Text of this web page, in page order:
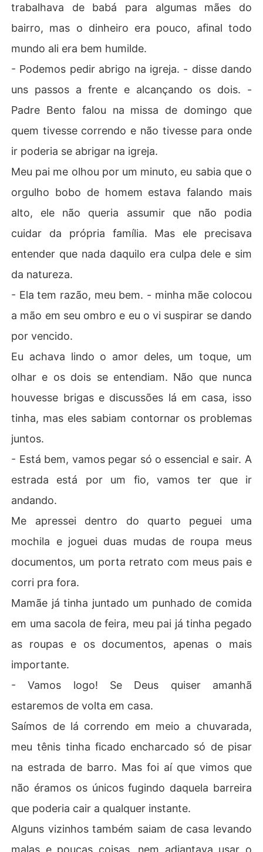
trabalhava de babá para algumas mães do
bairro, mas o dinheiro era pouco, afinal todo
mundo ali era bem humilde.
- Podemos pedir abrigo na igreja. - disse dando
uns passos a frente e alcançando os dois. -
Padre Bento falou na missa de domingo que
quem tivesse correndo e não tivesse para onde
ir poderia se abrigar na igreja.
Meu pai me olhou por um minuto, eu sabia que o
orgulho bobo de homem estava falando mais
alto, ele não queria assumir que não podia
cuidar da própria família. Mas ele precisava
entender que nada daquilo era culpa dele e sim
da natureza.
- Ela tem razão, meu bem. - minha mãe colocou
a mão em seu ombro e eu o vi suspirar se dando
por vencido.
Eu achava lindo o amor deles, um toque, um
olhar e os dois se entendiam. Não que nunca
houvesse brigas e discussões lá em casa, isso
tinha, mas eles sabiam contornar os problemas
juntos.
- Está bem, vamos pegar só o essencial e sair. A
estrada está por um fio, vamos ter que ir
andando.
Me apressei dentro do quarto peguei uma
mochila e joguei duas mudas de roupa meus
documentos, um porta retrato com meus pais e
corri pra fora.
Mamãe já tinha juntado um punhado de comida
em uma sacola de feira, meu pai já tinha pegado
as roupas e os documentos, apenas o mais
importante.
- Vamos logo! Se Deus quiser amanhã
estaremos de volta em casa.
Saímos de lá correndo em meio a chuvarada,
meu tênis tinha ficado encharcado só de pisar
na estrada de barro. Mas foi aí que vimos que
não éramos os únicos fugindo daquela barreira
que poderia cair a qualquer instante.
Alguns vizinhos também saiam de casa levando
malas e poucas coisas, nem adiantava usar o